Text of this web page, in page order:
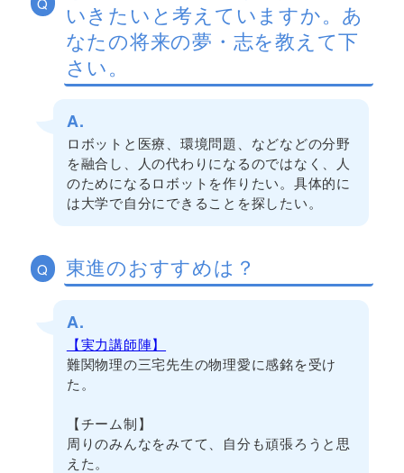
いきたいと考えていますか。あ
なたの将来の夢・志を教えて下
さい。
A.
ロボットと医療、環境問題、などなどの分野
を融合し、人の代わりになるのではなく、人
のためになるロボットを作りたい。具体的に
は大学で自分にできることを探したい。
Q 東進のおすすめは？
A.
【実力講師陣】
難関物理の三宅先生の物理愛に感銘を受け
た。
【チーム制】
周りのみんなをみてて、自分も頑張ろうと思
えた。